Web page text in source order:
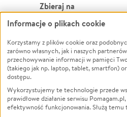
Zbieraj na
Leczenie
Zwierzęta
Pożar
Ukraina
Pomoc Finansowa
Projekty
Informacje o plikach cookie
Korzystamy z plików cookie oraz
zarówno własnych, jak i naszych
przechowywanie informacji w pamięci
(takiego jak np. laptop, tablet, smartfon)
dostępu.
Wykorzystujemy te technologie przede
prawidłowe działanie serwisu
efektywność funkcjonowania. Służą temu